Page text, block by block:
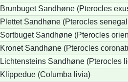
Brunbuget Sandhøne (Pterocles
Plettet Sandhøne (Pterocles
Sortbuget Sandhøne (Pterocles
Kronet Sandhøne (Pterocles
Lichtensteins Sandhøne (Pterocles
Klippedue (Columba livia)